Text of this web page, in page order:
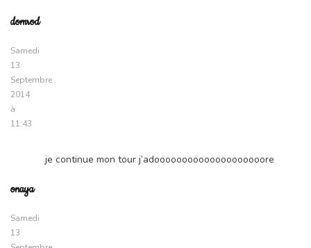
domrod
Samedi
13
Septembre
2014
à
11:43
onaya
Samedi
13
je continue mon tour j’adoooooooooooooooooooore